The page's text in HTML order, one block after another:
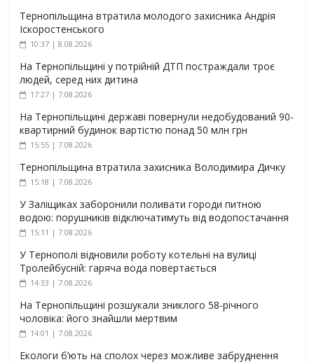
Тернопільщина втратила молодого захисника Андрія
Іскоростенського
10:37 | 8.08.2026
На Тернопільщині у потрійній ДТП постраждали троє
людей, серед них дитина
17:27 | 7.08.2026
На Тернопільщині державі повернули недобудований 90-
квартирний будинок вартістю понад 50 млн грн
15:55 | 7.08.2026
Тернопільщина втратила захисника Володимира Дичку
15:18 | 7.08.2026
У Заліщиках заборонили поливати городи питною
водою: порушників відключатимуть від водопостачання
15:11 | 7.08.2026
У Тернополі відновили роботу котельні на вулиці
Тролейбусній: гаряча вода повертається
14:33 | 7.08.2026
На Тернопільщині розшукали зниклого 58-річного
чоловіка: його знайшли мертвим
14:01 | 7.08.2026
Екологи б’ють на сполох через можливе забруднення